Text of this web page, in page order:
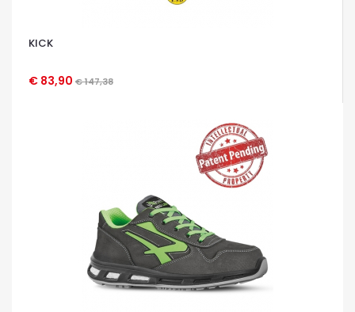
KICK
€ 83,90 € 147,38
OCCHIATA VELOCE